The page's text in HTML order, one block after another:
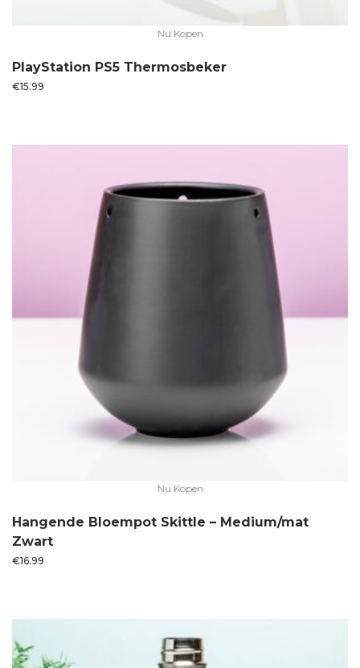
Nu Kopen
PlayStation PS5 Thermosbeker
€15.99
Nu Kopen
Hangende Bloempot Skittle – Medium/mat
Zwart
€16.99